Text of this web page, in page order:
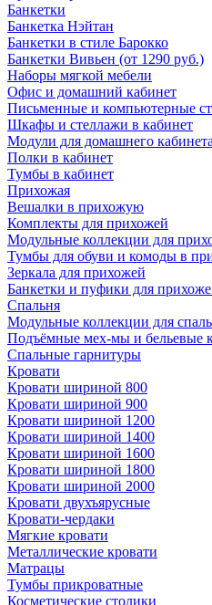
Банкетки
Банкетка Нэйтан
Банкетки в стиле Барокко
Банкетки Вивьен (от 1290 руб.)
Наборы мягкой мебели
Офис и домашний кабинет
Письменные и компьютерные
Шкафы и стеллажи в кабинет
Модули для домашнего кабинета
Полки в кабинет
Тумбы в кабинет
Прихожая
Вешалки в прихожую
Комплекты для прихожей
Модульные коллекции для
Тумбы для обуви и комоды в
Зеркала для прихожей
Банкетки и пуфики для
Спальня
Модульные коллекции для
Подъёмные мех-мы и бельевые
Спальные гарнитуры
Кровати
Кровати шириной 800
Кровати шириной 900
Кровати шириной 1200
Кровати шириной 1400
Кровати шириной 1600
Кровати шириной 1800
Кровати шириной 2000
Кровати двухъярусные
Кровати-чердаки
Мягкие кровати
Металлические кровати
Матрацы
Тумбы прикроватные
Косметические столики